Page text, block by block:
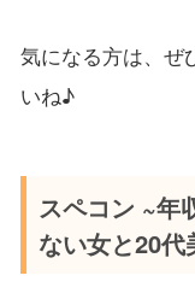
気になる方は、ぜ
いね♪
スペコン ~年
ない女と20